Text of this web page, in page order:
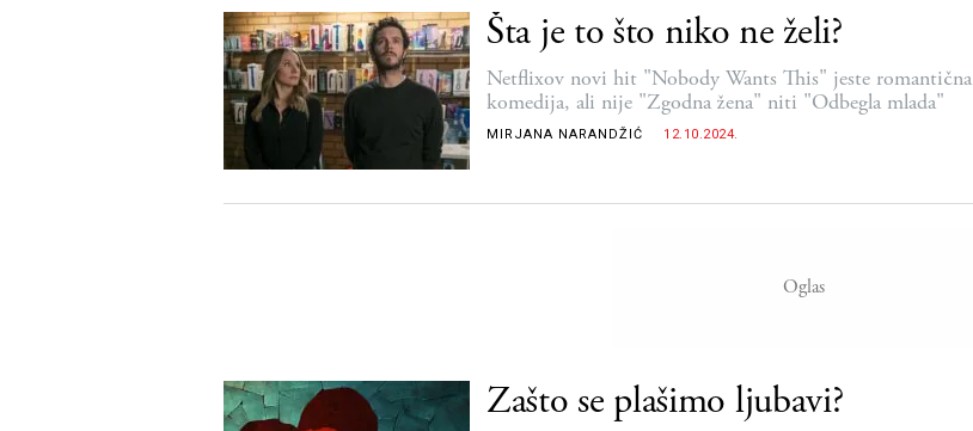
Šta je to što niko ne želi?
Netflixov novi hit "Nobody Wants This" jeste romantična
komedija, ali nije "Zgodna žena" niti "Odbegla mlada"
MIRJANA NARANDŽIĆ 12.10.2024.
Zašto se plašimo ljubavi?